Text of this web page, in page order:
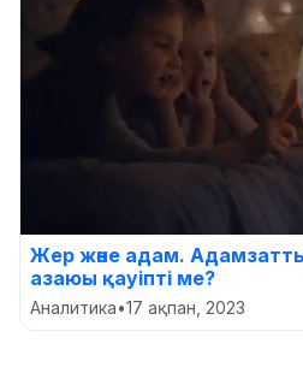
Жер және адам.
азаюы қауіпті ме?
Аналитика•17 ақпан, 2023